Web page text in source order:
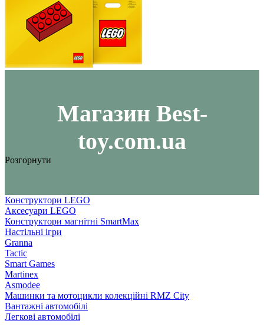
Maгазин Best-
toy.com.ua
Розгорнути
Конструктори LEGO
Аксесуари LEGO
Конструктори магнітні SmartMax
Настільні ігри
Granna
Tactic
Smart Games
Martinex
Asmodee
Машинки та мотоцикли колекційні RMZ City
Вантажні автомобілі
Легкові автомобілі